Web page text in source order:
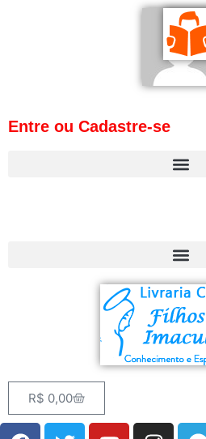
Entre ou Cadastre-se
R$ 0,00